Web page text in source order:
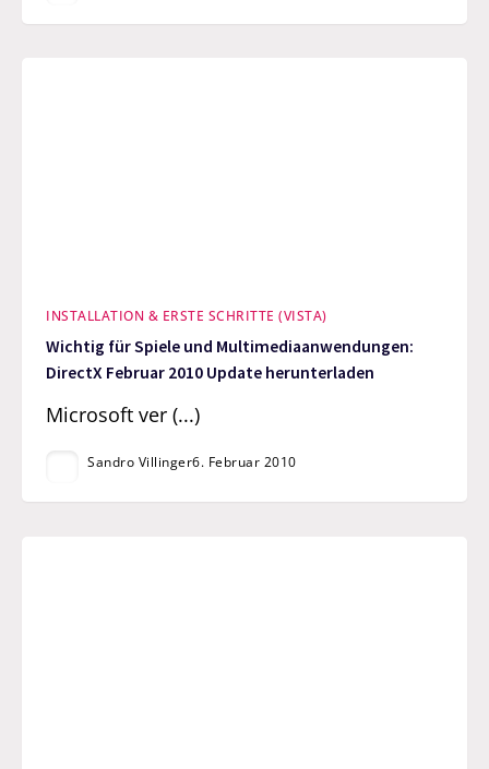
INSTALLATION & ERSTE SCHRITTE (VISTA)
Wichtig für Spiele und Multimediaanwendungen:
DirectX Februar 2010 Update herunterladen
Microsoft ver (...)
Sandro Villinger6. Februar 2010